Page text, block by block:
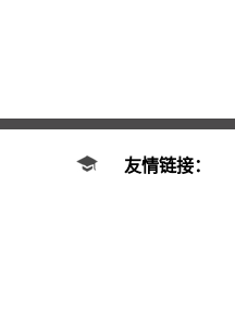
友情链接：